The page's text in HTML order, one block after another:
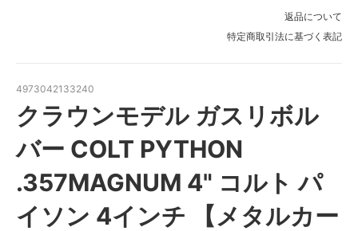
返品について
特定商取引法に基づく表記
4973042133240
クラウンモデル ガスリボル
バー COLT PYTHON
.357MAGNUM 4" コルト パ
イソン 4インチ 【メタルカー